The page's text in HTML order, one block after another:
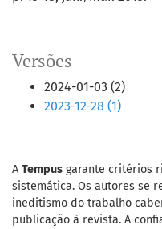
Versões
2024-01-03 (2)
2023-12-28 (1)
A Tempus garante critérios
sistemática. Os autores se
ineditismo do trabalho
publicação à revista. A